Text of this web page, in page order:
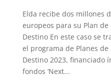
Elda recibe dos millones
europeos para su Plan
Destino En este caso se
el programa de Planes
Destino 2023, financiado
fondos ‘Next...